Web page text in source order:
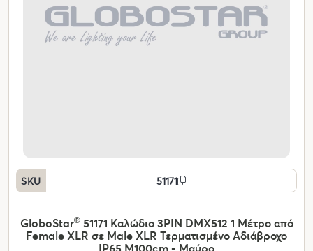
SKU 51171
GloboStar®51171 Καλώδιο 3PIN DMX512 1 Μέτρο από
Female XLR σε Male XLR Τερματισμένο Αδιάβροχο
IP65 Μ100cm - Μαύρο